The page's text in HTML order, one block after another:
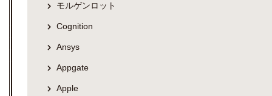
モルゲンロット
Cognition
Ansys
Appgate
Apple